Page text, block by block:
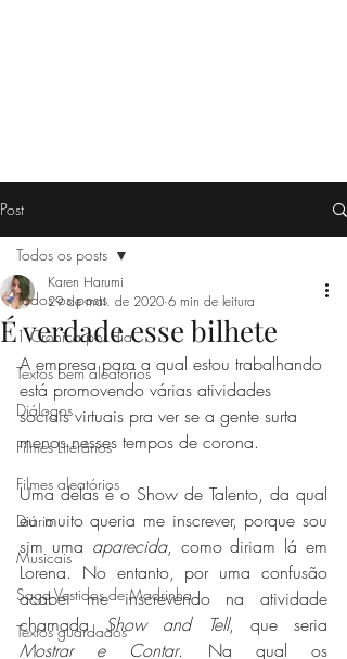
Post
Todos os posts
1 Crônica por dia
Textos bem aleatórios
Diálogos
Filmes Literários
Filmes aleatórios
Diário
Musicais
Saga Vestidos de Madrinha
Textos guardados
Todos os posts
É verdade esse bilhete
Karen Harumi
29 de mai. de 2020 6 min de leitura
A empresa para a qual estou trabalhando
está promovendo várias atividades
sociais virtuais pra ver se a gente surta
menos nesses tempos de corona.
Uma delas é o Show de Talento, da qual
eu muito queria me inscrever, porque sou
sim uma aparecida, como diriam lá em
Lorena. No entanto, por uma confusão
acabei me inscrevendo na atividade
chamada Show and Tell
Mostrar e Contar. Na qual os